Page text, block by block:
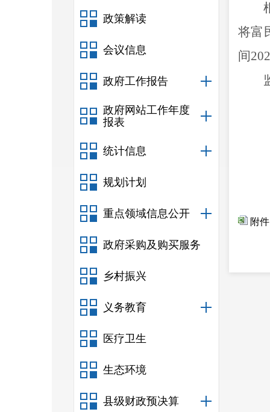
政策解读
会议信息
政府工作报告
政府网站工作年度
报表
统计信息
规划计划
重点领域信息公开
政府采购及购买服务
乡村振兴
义务教育
医疗卫生
生态环境
县级财政预决算
将富
间
附